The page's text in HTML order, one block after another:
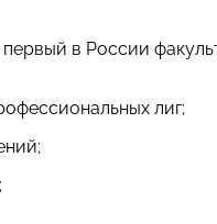
в России
лиг;